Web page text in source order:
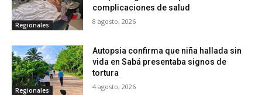
Regionales
complicaciones de salud
8 agosto, 2026
Regionales
Autopsia confirma que niña hallada sin
vida en Sabá presentaba signos de
tortura
4 agosto, 2026